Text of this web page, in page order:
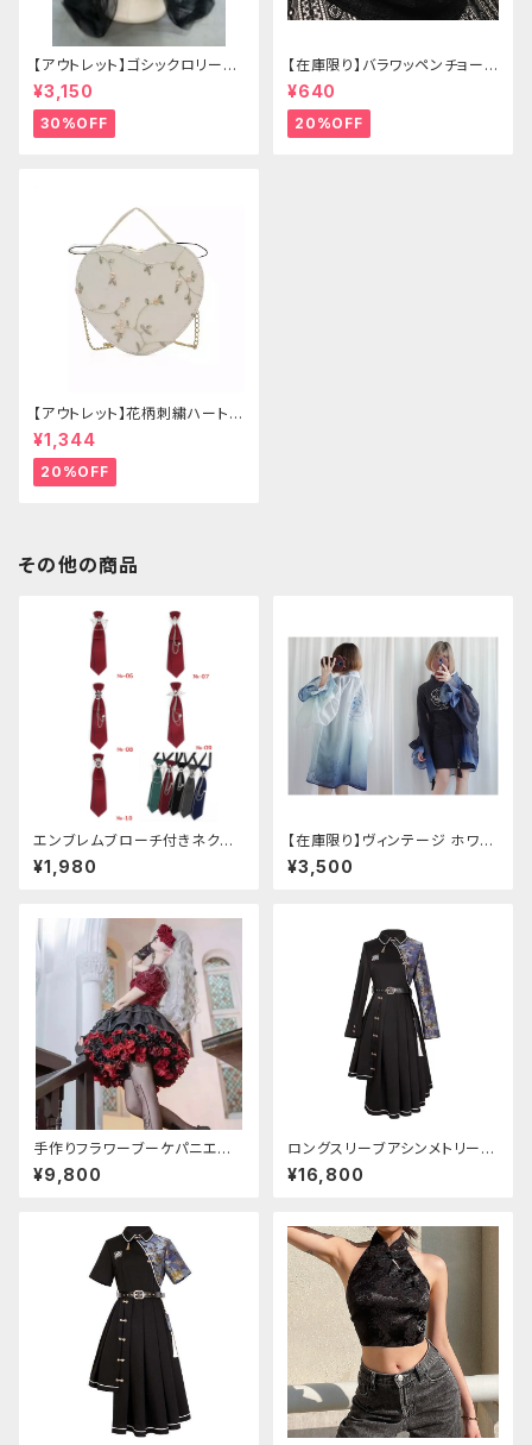
【アウトレット】ゴシックロリータ
ゴールドクラウン＆ホーン(ヴェ
ール付き)
¥3,150
30%OFF
【在庫限り】バラワッペンチョーカ
ー
¥640
20%OFF
【アウトレット】花柄刺繍ハートバ
ッグ
¥1,344
20%OFF
その他の商品
エンブレムブローチ付きネクタ
イ(レッド)
¥1,980
【在庫限り】ヴィンテージ ホワイ
トタイガー チョンサム ショートス
リーブ
¥3,500
手作りフラワーブーケパニエ
（❁⃘5色展開❁⃘）
¥9,800
ロングスリーブアシンメトリーチ
ャイナドレス
¥16,800